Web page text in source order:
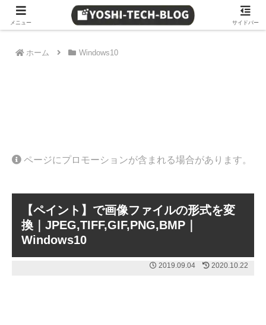
≫ Amazon 日替わりタイムセール
ホーム Windows10
ページにプロモーションが含まれる場合があります。
【ペイント】で画像ファイルの形式を変
換｜JPEG,TIFF,GIF,PNG,BMP｜
Windows10
2019.09.04 2020.10.22
メニュー サイドバー